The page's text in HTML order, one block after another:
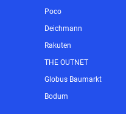
Poco
Deichmann
Rakuten
THE OUTNET
Globus Baumarkt
Bodum